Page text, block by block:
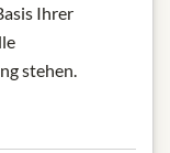
das
Ihrer
stehen.